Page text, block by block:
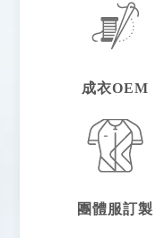
成衣OEM
團體服訂製